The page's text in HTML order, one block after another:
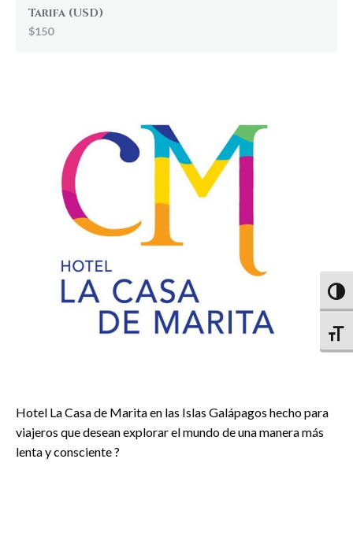
Tarifa (USD)
$150
Hotel La Casa de Marita en las Islas Galápagos hecho para
viajeros que desean explorar el mundo de una manera más
lenta y consciente ?